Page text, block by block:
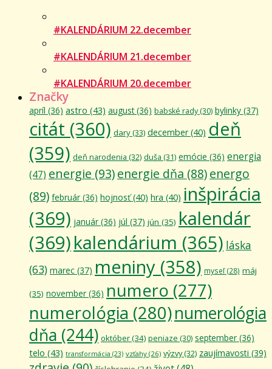
#KALENDÁRIUM 22.december
#KALENDÁRIUM 21.december
#KALENDÁRIUM 20.december
Značky
apríl (36) astro (43) august(36) babské rady (30) bylinky (37)
citát (360) dary(33) december(40) deň
(359) deň narodenia (32) duša (31) emócie (36) energia
(47) energie (93)energie dňa (88)energo
(89) február (36) hojnosť(40) hra (40) inšpirácia
(369) január (36) júl (37) jún (35) kalendár
(369)kalendárium (365) láska
(63) marec (37) meniny (358) myseľ(28) máj
(35) november (36) numero (277)
numerológia (280)numerológia
dňa (244) október(34) peniaze (30) september (36)
telo (43) transformácia (23) vzťahy (26) výzvy(32) zaujímavosti (39)